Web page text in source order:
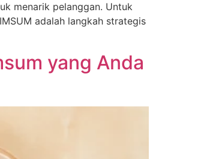
menarik pelanggan. Untuk
adalah langkah strategis
yang Anda